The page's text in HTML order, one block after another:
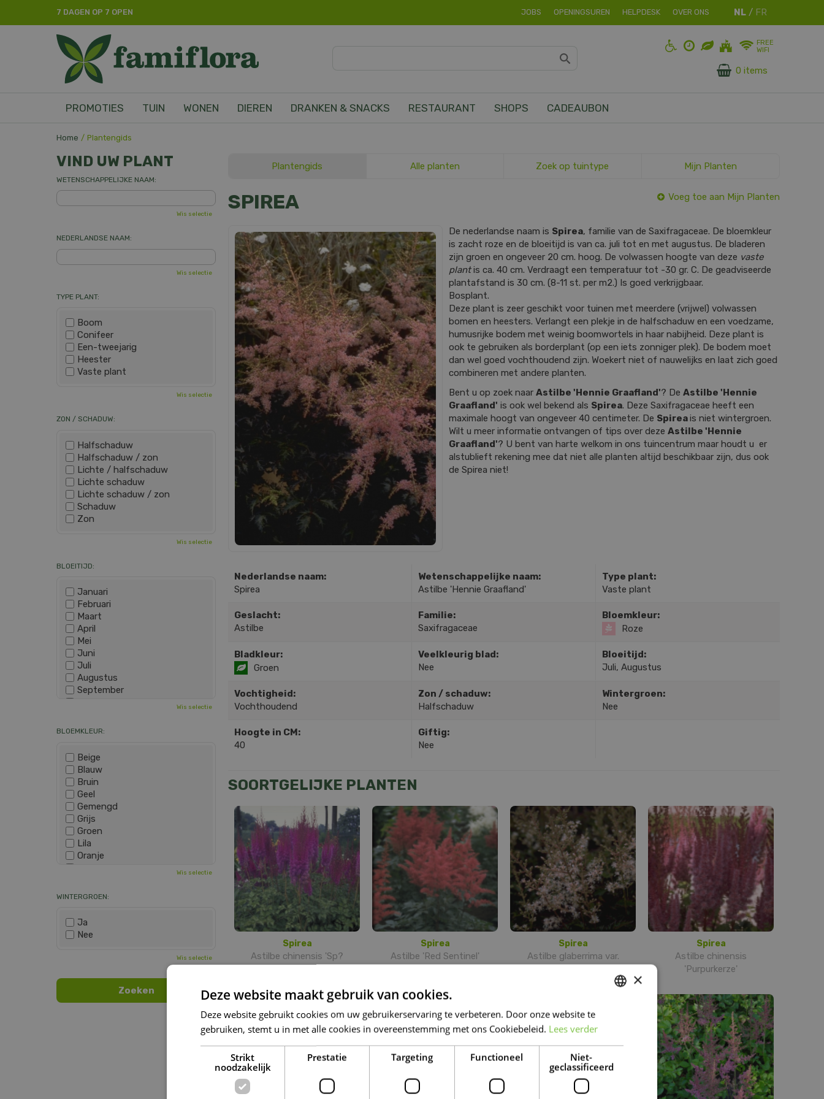
Home Plantengids
7 DAGEN OP 7 OPEN JOBS OPENINGSUREN HELPDESK OVER ONS
FREE
WIFI
0 items
PROMOTIES TUIN WONEN DIEREN DRANKEN & SNACKS RESTAURANT SHOPS CADEAUBON
Plantengids Alle planten Zoek op tuintype Mijn Planten
SPIREA Voeg toe aan Mijn Planten
De nederlandse naam is Spirea, familie van de Saxifragaceae. De bloemkleur
is zacht roze en de bloeitijd is van ca. juli tot en met augustus. De bladeren
zijn groen en ongeveer 20 cm. hoog. De volwassen hoogte van deze vaste
plantis ca. 40 cm. Verdraagt een temperatuur tot -30 gr. C. De geadviseerde
plantafstand is 30 cm. (8-11 st. per m2.) Is goed verkrijgbaar.
Bosplant.
Deze plant is zeer geschikt voor tuinen met meerdere (vrijwel) volwassen
bomen en heesters. Verlangt een plekje in de halfschaduw en een voedzame,
humusrijke bodem met weinig boomwortels in haar nabijheid. Deze plant is
ook te gebruiken als borderplant (op een iets zonniger plek). De bodem moet
dan wel goed vochthoudend zijn. Woekert niet of nauwelijks en laat zich goed
combineren met andere planten.
Bent u op zoek naar Astilbe 'Hennie Graafland'? De Astilbe 'Hennie
Graafland' is ook wel bekend als Spirea. Deze Saxifragaceae heeft een
maximale hoogt van ongeveer 40 centimeter. De Spireais niet wintergroen.
Wilt u meer informatie ontvangen of tips over deze Astilbe 'Hennie
Graafland'? U bent van harte welkom in ons tuincentrum maar houdt u er
alstublieft rekening mee dat niet alle planten altijd beschikbaar zijn, dus ook
de Spirea niet!
Nederlandse naam:
Spirea
Wetenschappelijke naam:
Astilbe 'Hennie Graafland'
Type plant:
Vaste plant
Geslacht:
Astilbe
Familie:
Saxifragaceae
Bloemkleur:
Roze
Bladkleur:
Groen
Veelkleurig blad:
Nee
Bloeitijd:
Juli, Augustus
Vochtigheid:
Vochthoudend
Zon / schaduw:
Halfschaduw
Wintergroen:
Nee
Hoogte in CM:
40
Giftig:
Nee
SOORTGELIJKE PLANTEN
Spirea
Astilbe chinensis 'Sp?
Spirea
Astilbe 'Red Sentinel'
Spirea
Astilbe glaberrima var.
Spirea
Astilbe chinensis
'Purpurkerze'
VIND UW PLANT
WETENSCHAPPELIJKE NAAM:
Wis selectie
NEDERLANDSE NAAM:
Wis selectie
TYPE PLANT:
Boom
Conifeer
Een-tweejarig
Heester
Vaste plant
Wis selectie
ZON / SCHADUW:
Halfschaduw
Halfschaduw / zon
Lichte / halfschaduw
Lichte schaduw
Lichte schaduw / zon
Schaduw
Zon
Wis selectie
BLOEITIJD:
Januari
Februari
Maart
April
Mei
Juni
Juli
Augustus
September
December
Wis selectie
BLOEMKLEUR:
Beige
Blauw
Bruin
Geel
Gemengd
Grijs
Groen
Lila
Oranje
Roze
Zwart
Wis selectie
WINTERGROEN:
Ja
Nee
Wis selectie
×
Deze website maakt gebruik van cookies.
Deze website gebruikt cookies om uw gebruikerservaring te verbeteren. Door onze website te
gebruiken, stemt u in met alle cookies in overeenstemming met ons Cookiebeleid. Lees verder
Strikt
noodzakelijk
Prestatie Targeting Functioneel
Niet-
geclassificeerd